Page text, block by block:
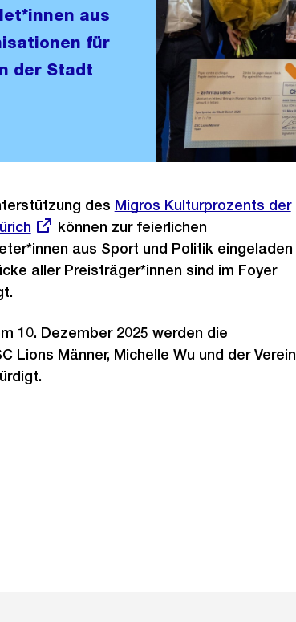
aus
für
der Stadt
des Externer
Link:
Migros Kulturprozents der
können zur feierlichen
aus Sport und Politik eingeladen
aller Preisträger*innen sind im Foyer
10. Dezember 2025 werden die
Lions Männer, Michelle Wu und der Verein